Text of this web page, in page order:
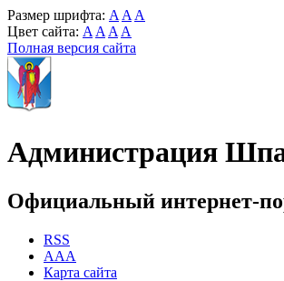
Размер шрифта: A A A
Цвет сайта: A A A A
Полная версия сайта
Администрация
Официальный интернет-
RSS
AAA
Карта сайта